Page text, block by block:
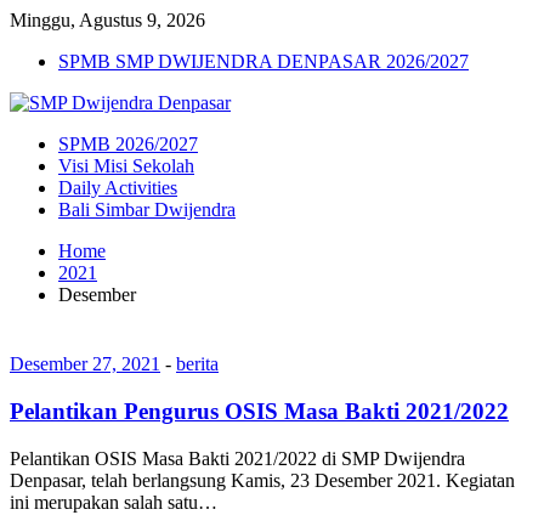
Minggu, Agustus 9, 2026
SPMB SMP DWIJENDRA DENPASAR 2026/2027
SPMB 2026/2027
Visi Misi Sekolah
Daily Activities
Bali Simbar Dwijendra
Home
2021
Desember
Desember 27, 2021 - berita
Pelantikan Pengurus OSIS Masa Bakti 2021/2022
Pelantikan OSIS Masa Bakti 2021/2022 di SMP Dwijendra
Denpasar, telah berlangsung Kamis, 23 Desember 2021. Kegiatan
ini merupakan salah satu…